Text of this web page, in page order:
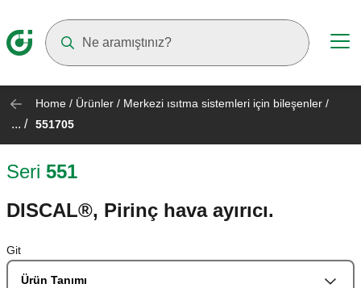
Home / Ürünler / Merkezi ısıtma sistemleri için bileşenler /
... / 551705
Seri 551
DISCAL®, Pirinç hava ayırıcı.
Git
Ürün Tanımı